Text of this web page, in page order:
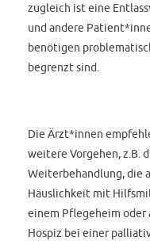
zugleich ist eine
und andere
benötigen
begrenzt sind.
Die Ärzt*innen
weitere Vorgehen, z.B.
Weiterbehandlung, die
Häuslichkeit mit
einem Pflegeheim oder
Hospiz bei einer